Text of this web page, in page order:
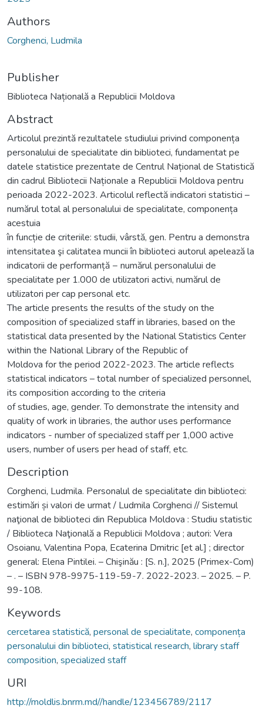
Authors
Corghenci, Ludmila
Publisher
Biblioteca Națională a Republicii Moldova
Abstract
Articolul prezintă rezultatele studiului privind componența
personalului de specialitate din biblioteci, fundamentat pe
datele statistice prezentate de Centrul Național de Statistică
din cadrul Bibliotecii Naționale a Republicii Moldova pentru
perioada 2022-2023. Articolul reflectă indicatori statistici –
numărul total al personalului de specialitate, componența
acestuia
în funcție de criteriile: studii, vârstă, gen. Pentru a demonstra
intensitatea şi calitatea muncii în biblioteci autorul apelează la
indicatorii de performanță − numărul personalului de
specialitate per 1.000 de utilizatori activi, numărul de
utilizatori per cap personal etc.
The article presents the results of the study on the
composition of specialized staff in libraries, based on the
statistical data presented by the National Statistics Center
within the National Library of the Republic of
Moldova for the period 2022-2023. The article reflects
statistical indicators – total number of specialized personnel,
its composition according to the criteria
of studies, age, gender. To demonstrate the intensity and
quality of work in libraries, the author uses performance
indicators - number of specialized staff per 1,000 active
users, number of users per head of staff, etc.
Description
Corghenci, Ludmila. Personalul de specialitate din biblioteci:
estimări și valori de urmat / Ludmila Corghenci // Sistemul
naţional de biblioteci din Republica Moldova : Studiu statistic
/ Biblioteca Naţională a Republicii Moldova ; autori: Vera
Osoianu, Valentina Popa, Ecaterina Dmitric [et al.] ; director
general: Elena Pintilei. – Chişinău : [S. n.], 2025 (Primex-Com)
– . – ISBN 978-9975-119-59-7. 2022-2023. – 2025. – P.
99-108.
Keywords
cercetarea statistică, personal de specialitate, componența
personalului din biblioteci, statistical research, library staff
composition, specialized staff
URI
http://moldlis.bnrm.md//handle/123456789/2117